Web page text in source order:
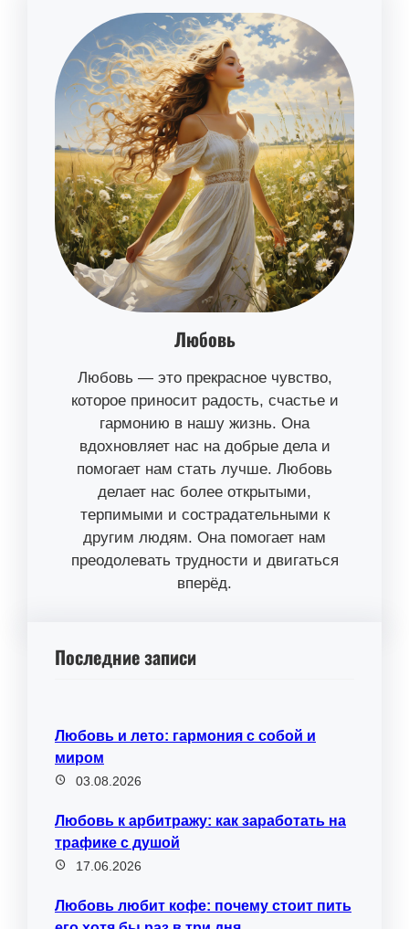
Любовь
Любовь — это прекрасное чувство,
которое приносит радость, счастье и
гармонию в нашу жизнь. Она
вдохновляет нас на добрые дела и
помогает нам стать лучше. Любовь
делает нас более открытыми,
терпимыми и сострадательными к
другим людям. Она помогает нам
преодолевать трудности и двигаться
вперёд.
Последние записи
Любовь и лето: гармония с собой и
миром
03.08.2026
Любовь к арбитражу: как заработать на
трафике с душой
17.06.2026
Любовь любит кофе: почему стоит пить